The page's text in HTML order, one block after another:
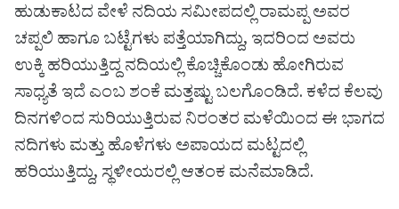
ಹುಡುಕಾಟದ ವೇಳೆ ನದಿಯ ಸಮೀಪದಲ್ಲಿ ರಾಮಪ್ಪ ಅವರ
ಚಪ್ಪಲಿ ಹಾಗೂ ಬಟ್ಟೆಗಳು ಪತ್ತೆಯಾಗಿದ್ದು, ಇದರಿಂದ ಅವರು
ಉಕ್ಕಿ ಹರಿಯುತ್ತಿದ್ದ ನದಿಯಲ್ಲಿ ಕೊಚ್ಚಿಕೊಂಡು ಹೋಗಿರುವ
ಸಾಧ್ಯತೆ ಇದೆ ಎಂಬ ಶಂಕೆ ಮತ್ತಷ್ಟು ಬಲಗೊಂಡಿದೆ. ಕಳೆದ ಕೆಲವು
ದಿನಗಳಿಂದ ಸುರಿಯುತ್ತಿರುವ ನಿರಂತರ ಮಳೆಯಿಂದ ಈ ಭಾಗದ
ನದಿಗಳು ಮತ್ತು ಹೊಳೆಗಳು ಅಪಾಯದ ಮಟ್ಟದಲ್ಲಿ
ಹರಿಯುತ್ತಿದ್ದು, ಸ್ಥಳೀಯರಲ್ಲಿ ಆತಂಕ ಮನೆಮಾಡಿದೆ.